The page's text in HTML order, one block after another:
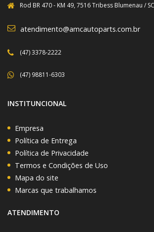
Rod BR 470 - KM 49, 7516 Tribess Blumenau / SC
atendimento@amcautoparts.com.br
(47) 3378-2222
(47) 98811-6303
INSTITUNCIONAL
Empresa
Política de Entrega
Política de Privacidade
Termos e Condições de Uso
Mapa do site
Marcas que trabalhamos
ATENDIMENTO